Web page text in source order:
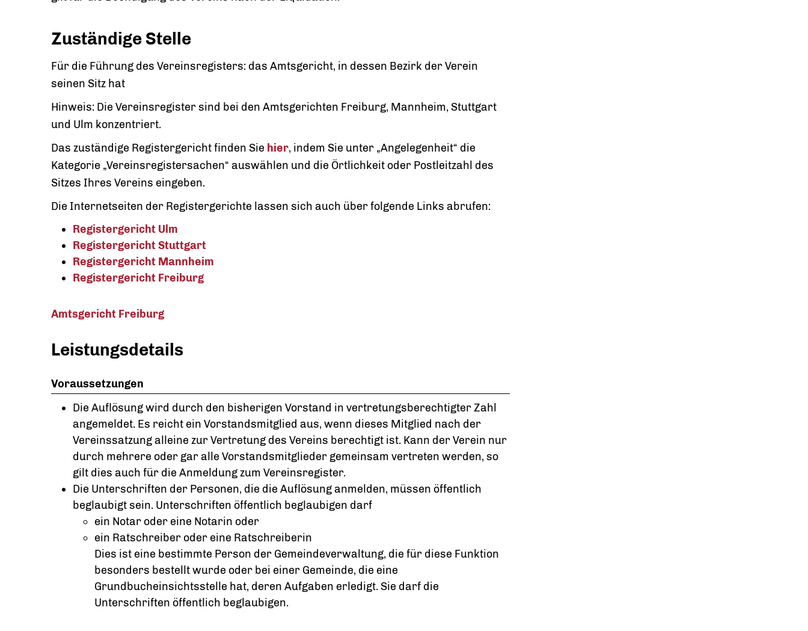
Zuständige Stelle
Für die Führung des Vereinsregisters: das Amtsgericht, in dessen Bezirk der Verein
seinen Sitz hat
Hinweis: Die Vereinsregister sind bei den Amtsgerichten Freiburg, Mannheim, Stuttgart
und Ulm konzentriert.
Das zuständige Registergericht finden Sie hier, indem Sie unter „Angelegenheit“ die
Kategorie „Vereinsregistersachen“ auswählen und die Örtlichkeit oder Postleitzahl des
Sitzes Ihres Vereins eingeben.
Die Internetseiten der Registergerichte lassen sich auch über folgende Links abrufen:
Registergericht Ulm
Registergericht Stuttgart
Registergericht Mannheim
Registergericht Freiburg
Amtsgericht Freiburg
Leistungsdetails
Voraussetzungen
Die Auflösung wird durch den bisherigen Vorstand in vertretungsberechtigter Zahl
angemeldet. Es reicht ein Vorstandsmitglied aus, wenn dieses Mitglied nach der
Vereinssatzung alleine zur Vertretung des Vereins berechtigt ist. Kann der Verein nur
durch mehrere oder gar alle Vorstandsmitglieder gemeinsam vertreten werden, so
gilt dies auch für die Anmeldung zum Vereinsregister.
Die Unterschriften der Personen, die die Auflösung anmelden, müssen öffentlich
beglaubigt sein. Unterschriften öffentlich beglaubigen darf
ein Notar oder eine Notarin oder
ein Ratschreiber oder eine Ratschreiberin
Dies ist eine bestimmte Person der Gemeindeverwaltung, die für diese Funktion
besonders bestellt wurde oder bei einer Gemeinde, die eine
Grundbucheinsichtsstelle hat, deren Aufgaben erledigt. Sie darf die
Unterschriften öffentlich beglaubigen.